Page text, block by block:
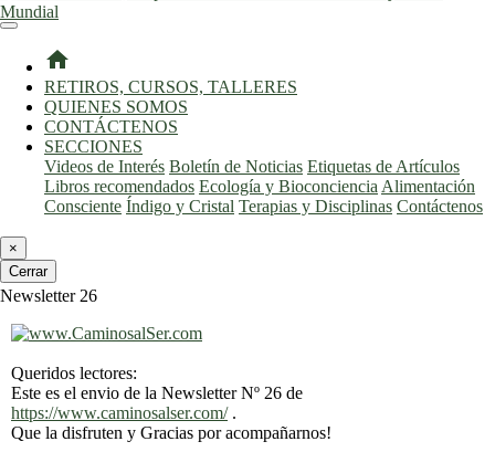
home
RETIROS, CURSOS, TALLERES
QUIENES SOMOS
CONTÁCTENOS
SECCIONES
Videos de Interés Boletín de Noticias Etiquetas de Artículos
Libros recomendados Ecología y Bioconciencia Alimentación
Consciente Índigo y Cristal Terapias y Disciplinas Contáctenos
×
Cerrar
Newsletter 26
Queridos lectores:
Este es el envio de la Newsletter Nº 26 de
https://www.caminosalser.com/.
Que la disfruten y Gracias por acompañarnos!